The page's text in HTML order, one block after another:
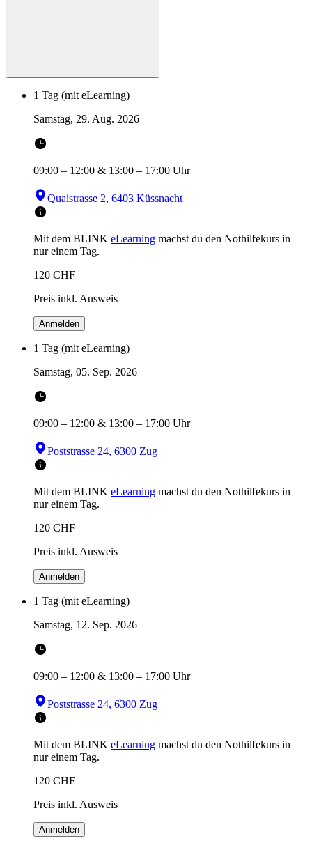
1 Tag (mit eLearning)
Samstag, 29. Aug. 2026
09:00 – 12:00 & 13:00 – 17:00 Uhr
Quaistrasse 2, 6403 Küssnacht
Mit dem BLINK eLearning machst du den Nothilfekurs in
nur einem Tag.
120 CHF
Preis inkl. Ausweis
Anmelden
1 Tag (mit eLearning)
Samstag, 05. Sep. 2026
09:00 – 12:00 & 13:00 – 17:00 Uhr
Poststrasse 24, 6300 Zug
Mit dem BLINK eLearning machst du den Nothilfekurs in
nur einem Tag.
120 CHF
Preis inkl. Ausweis
Anmelden
1 Tag (mit eLearning)
Samstag, 12. Sep. 2026
09:00 – 12:00 & 13:00 – 17:00 Uhr
Poststrasse 24, 6300 Zug
Mit dem BLINK eLearning machst du den Nothilfekurs in
nur einem Tag.
120 CHF
Preis inkl. Ausweis
Anmelden